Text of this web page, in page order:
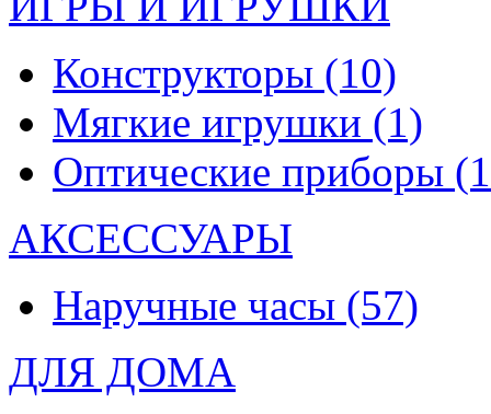
Конструкторы (10)
Мягкие игрушки (1)
Оптические приборы
АКСЕССУАРЫ
Наручные часы (57)
ДЛЯ ДОМА